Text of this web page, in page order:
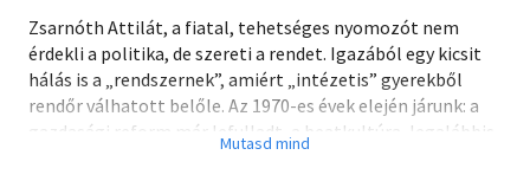
Zsarnóth Attilát, a fiatal, tehetséges nyomozót nem
érdekli a politika, de szereti a rendet. Igazából egy kicsit
hálás is a „rendszernek”, amiért „intézetis” gyerekből
rendőr válhatott belőle. Az 1970-es évek elején járunk: a
gazdasági reform már lefulladt, a beatkultúra, legalábbis
Magyarországon, viszont épp erőre kap – nem mintha